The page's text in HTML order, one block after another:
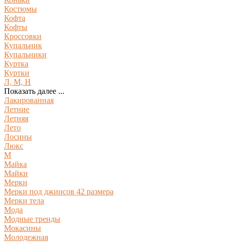
Костюмы
Кофта
Кофты
Кроссовки
Купальник
Купальники
Куртка
Куртки
Л, М, Н
Показать далее ...
Лакированная
Летние
Летняя
Лето
Лосины
Люкс
М
Майка
Майки
Мерки
Мерки под джинсов 42 размера
Мерки тела
Мода
Модные тренды
Мокасины
Молодежная